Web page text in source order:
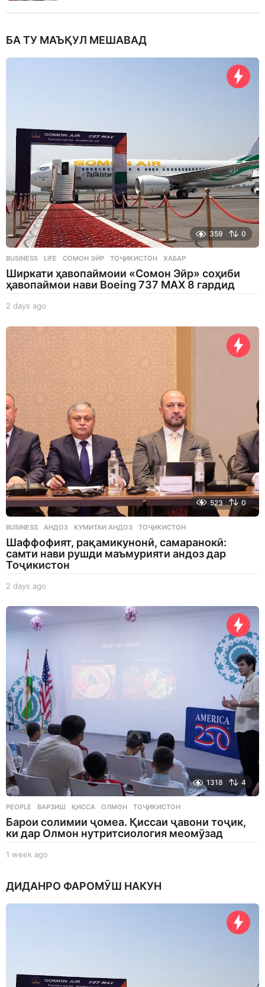
БА ТУ МАЪҚУЛ МЕШАВАД
359 0
BUSINESS ,LIFE СОМОН ЭЙР ,ТОҶИКИСТОН ,ХАБАР
Ширкати ҳавопаймоии «Сомон Эйр» соҳиби
ҳавопаймои нави Boeing 737 MAX 8 гардид
2 days ago
a
523 0
BUSINESS АНДОЗ ,КУМИТАИ АНДОЗ ,ТОҶИКИСТОН
Шаффофият, рақамикунонӣ, самаранокӣ:
самти нави рушди маъмурияти андоз дар
Тоҷикистон
2 days ago
a
g
o
1318 4
PEOPLE ВАРЗИШ ,ҚИССА ,ОЛМОН ,ТОҶИКИСТОН
Барои солимии ҷомеа. Қиссаи ҷавони тоҷик,
ки дар Олмон нутритсиология меомӯзад
1 week ago
e
ДИДАНРО ФАРОМӮШ НАКУН